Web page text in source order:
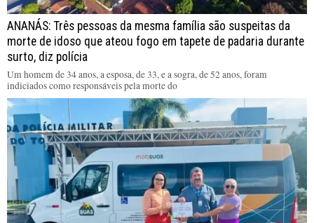
ANANÁS: Três pessoas da mesma família são suspeitas da
morte de idoso que ateou fogo em tapete de padaria durante
surto, diz polícia
Um homem de 34 anos, a esposa, de 33, e a sogra, de 52 anos, foram
indiciados como responsáveis pela morte do